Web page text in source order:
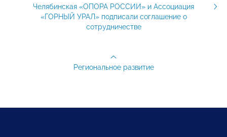
Челябинская «ОПОРА РОССИИ» и Ассоциация
«ГОРНЫЙ УРАЛ» подписали соглашение о
сотрудничестве
Региональное развитие